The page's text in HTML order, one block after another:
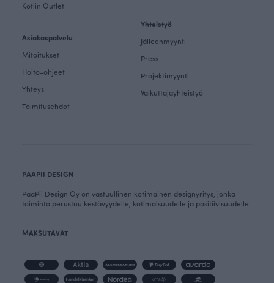
Kotiin Outlet
Asiakaspalvelu
Mitoitukset
Hoito-ohjeet
Yhteys
Toimitusehdot
Yhteistyö
Jälleenmyynti
Press
Projektimyynti
Vaikuttajayhteistyö
PAAPII DESIGN
PaaPii Design Oy on vastuullinen kotimainen designyritys, jonka
toiminta perustuu kestävyydelle, kotimaisuudelle ja positiivisuudelle.
MAKSUTAVAT